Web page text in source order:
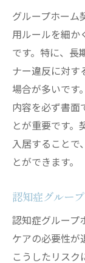
グループホーム
用ルールを細か
です。特に、長
ナー違反に対す
場合が多いです
内容を必ず書面
とが重要です。
入居することで
とができます。
認知症グルー
認知症グループ
ケアの必要性が
こうしたリス